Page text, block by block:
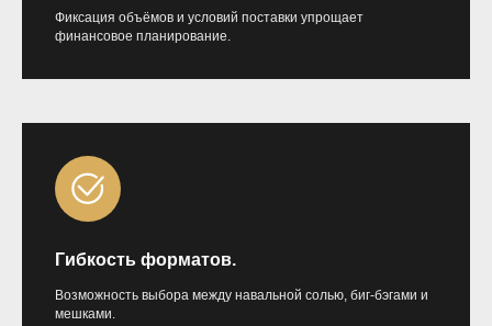
Фиксация объёмов и условий поставки упрощает
финансовое планирование.
Гибкость форматов.
Возможность выбора между навальной солью, биг-бэгами и
мешками.